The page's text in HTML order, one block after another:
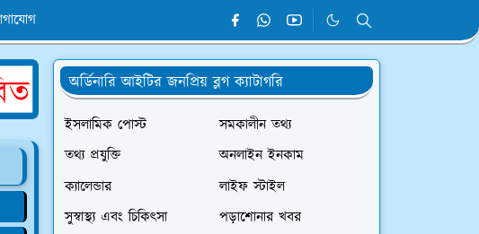
অর্ডিনারি আইটির জনপ্রিয় ব্লগ ক্যাটাগরি
ইসলামিক পোস্ট
সমকালীন তথ্য
তথ্য প্রযুক্তি
অনলাইন ইনকাম
ক্যালেন্ডার
লাইফ স্টাইল
সুস্বাস্থ্য এবং চিকিৎসা
পড়াশোনার খবর